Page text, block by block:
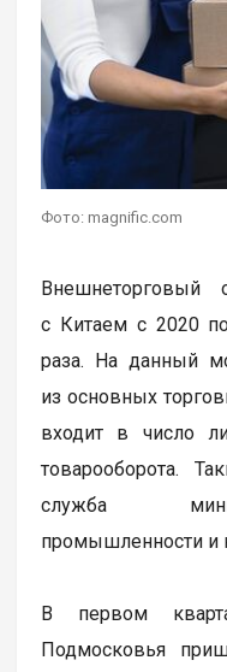
Фото: magnific.com
Внешнеторговый
с Китаем с 2020
раза. На данный
из основных
входит в число
товарооборота.
служба
промышленности и
В первом
Подмосковья